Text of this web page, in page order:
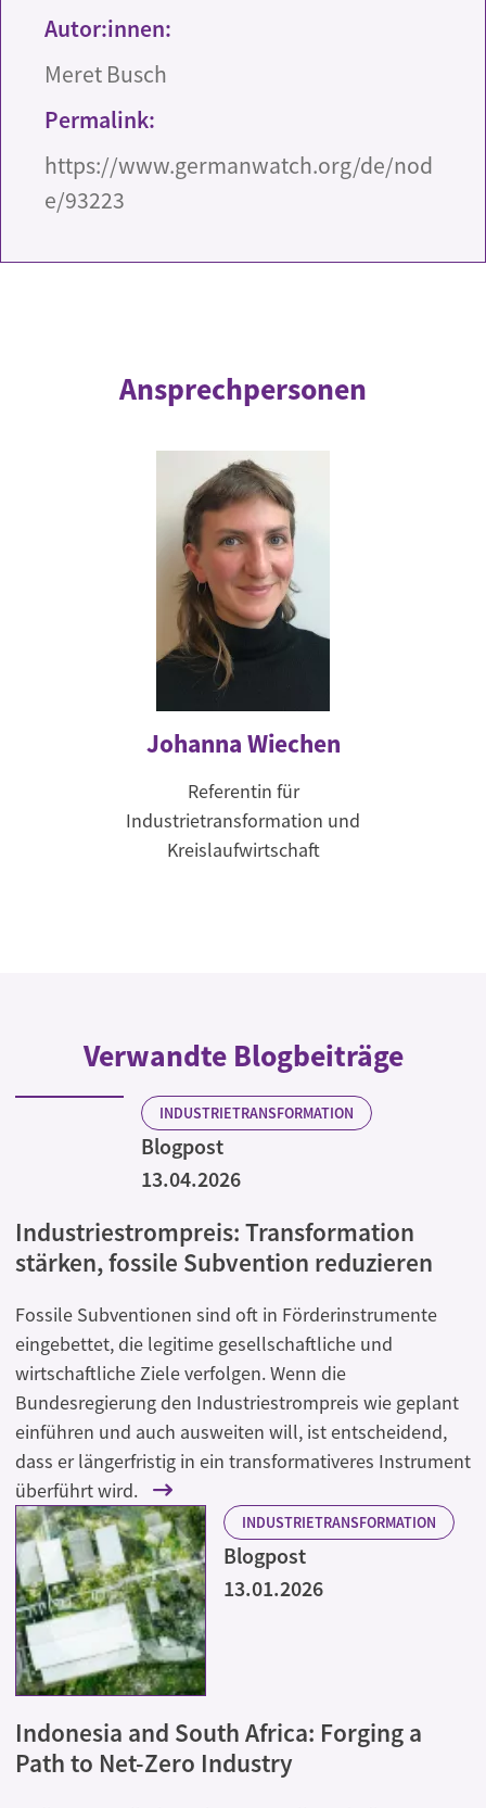
Autor:innen:
Meret Busch
Permalink:
https://www.germanwatch.org/de/nod
e/93223
Ansprechpersonen
Johanna Wiechen
Referentin für
Industrietransformation und
Kreislaufwirtschaft
Verwandte Blogbeiträge
INDUSTRIETRANSFORMATION
Blogpost
13.04.2026
Industriestrompreis: Transformation
stärken, fossile Subvention reduzieren
Fossile Subventionen sind oft in Förderinstrumente
eingebettet, die legitime gesellschaftliche und
wirtschaftliche Ziele verfolgen. Wenn die
Bundesregierung den Industriestrompreis wie geplant
einführen und auch ausweiten will, ist entscheidend,
dass er längerfristig in ein transformativeres Instrument
überführt wird.
INDUSTRIETRANSFORMATION
Blogpost
13.01.2026
Indonesia and South Africa: Forging a
Path to Net-Zero Industry